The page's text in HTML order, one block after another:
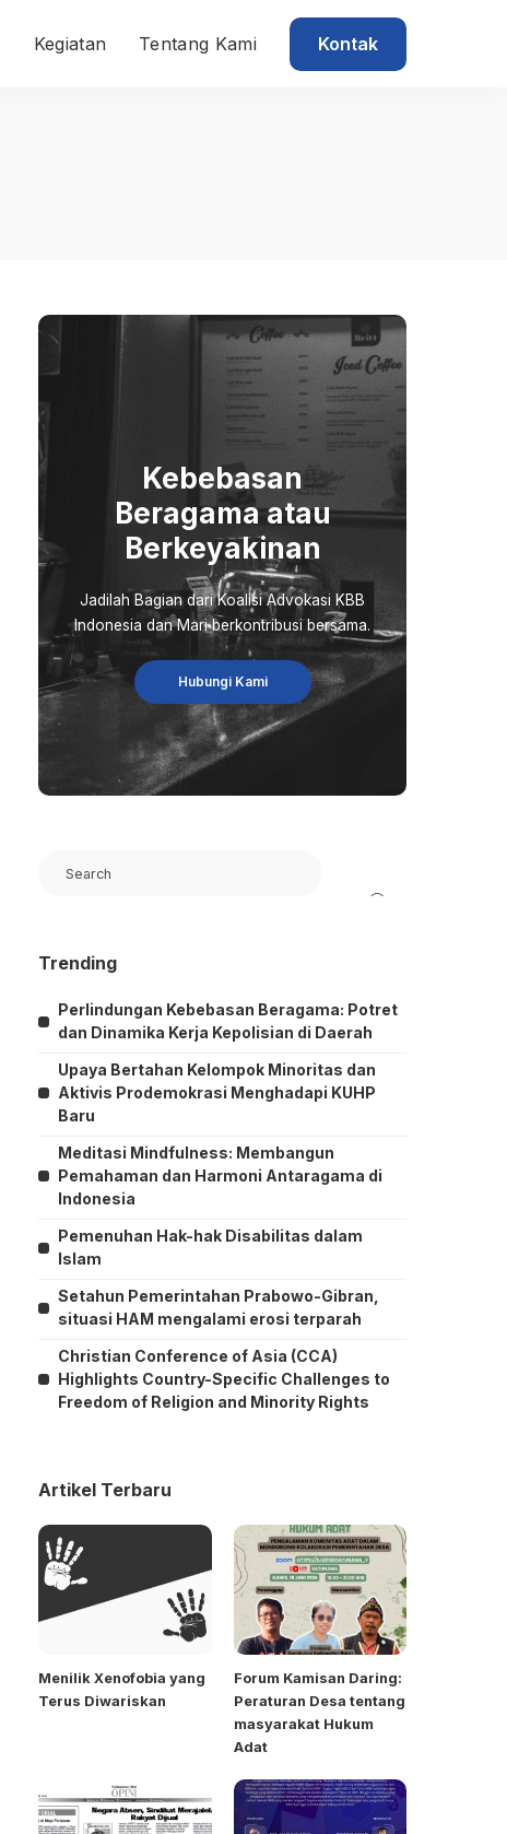
Kegiatan Tentang Kami Kontak
Kebebasan
Beragama atau
Berkeyakinan
Jadilah Bagian dari Koalisi Advokasi KBB
Indonesia dan Mari berkontribusi bersama.
Hubungi Kami
Trending
Perlindungan Kebebasan Beragama: Potret
dan Dinamika Kerja Kepolisian di Daerah
Upaya Bertahan Kelompok Minoritas dan
Aktivis Prodemokrasi Menghadapi KUHP
Baru
Meditasi Mindfulness: Membangun
Pemahaman dan Harmoni Antaragama di
Indonesia
Pemenuhan Hak-hak Disabilitas dalam
Islam
Setahun Pemerintahan Prabowo-Gibran,
situasi HAM mengalami erosi terparah
Christian Conference of Asia (CCA)
Highlights Country-Specific Challenges to
Freedom of Religion and Minority Rights
Artikel Terbaru
Menilik Xenofobia yang
Terus Diwariskan
Forum Kamisan Daring:
Peraturan Desa tentang
masyarakat Hukum
Adat